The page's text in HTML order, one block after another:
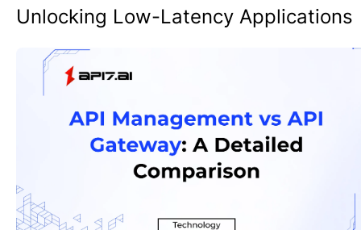
Unlocking Low-Latency Applications